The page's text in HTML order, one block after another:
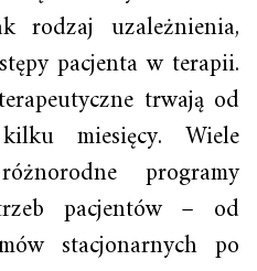
rodzaj uzależnienia,
pacjenta w terapii.
trwają od
miesięcy. Wiele
programy
pacjentów – od
stacjonarnych po